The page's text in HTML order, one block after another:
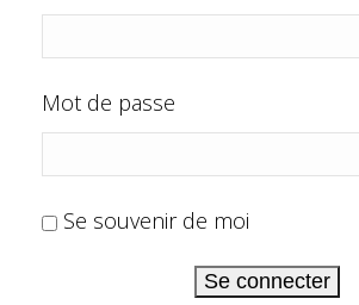
Mot de passe
Se souvenir de moi
Se connecter